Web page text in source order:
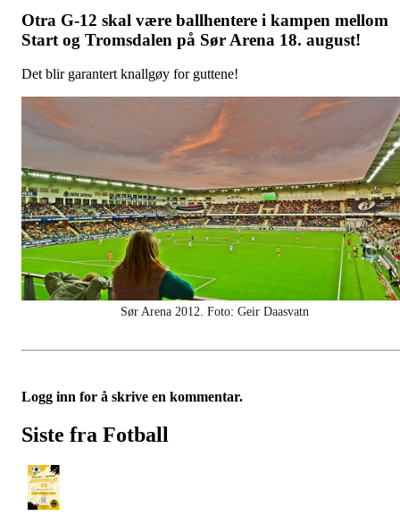
Otra G-12 skal være ballhentere i kampen mellom
Start og Tromsdalen på Sør Arena 18. august!
Det blir garantert knallgøy for guttene!
Sør Arena 2012. Foto: Geir Daasvatn
Logg inn for å skrive en kommentar.
Siste fra Fotball